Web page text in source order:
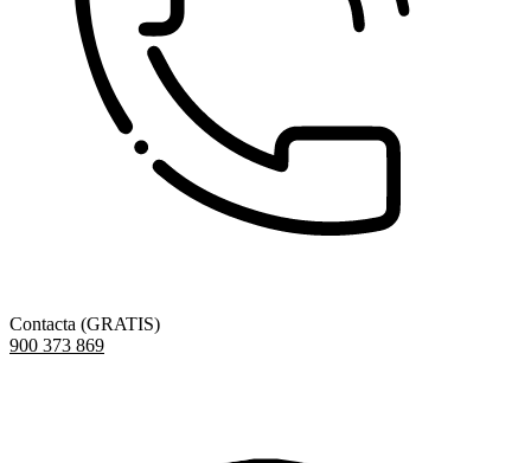
Contacta (GRATIS)
900 373 869